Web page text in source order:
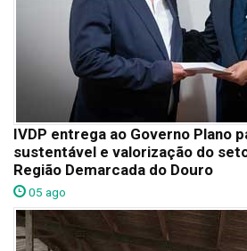
IVDP entrega ao Governo Plano
sustentável e valorização do
Região Demarcada do Douro
05 ago